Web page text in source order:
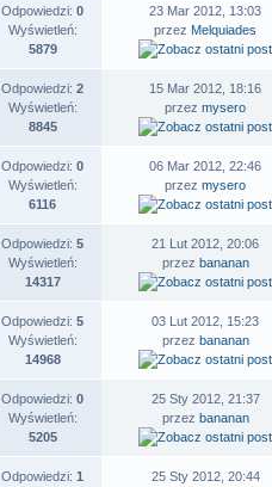
Odpowiedzi: 0
Wyświetleń:
5879
23 Mar 2012, 13:03
przez Melquiades
Odpowiedzi: 2
Wyświetleń:
8845
15 Mar 2012, 18:16
przez mysero
Odpowiedzi: 0
Wyświetleń:
6116
06 Mar 2012, 22:46
przez mysero
Odpowiedzi: 5
Wyświetleń:
14317
21 Lut 2012, 20:06
przez bananan
Odpowiedzi: 5
Wyświetleń:
14968
03 Lut 2012, 15:23
przez bananan
Odpowiedzi: 0
Wyświetleń:
5205
25 Sty 2012, 21:37
przez bananan
Odpowiedzi: 1
25 Sty 2012, 20:44